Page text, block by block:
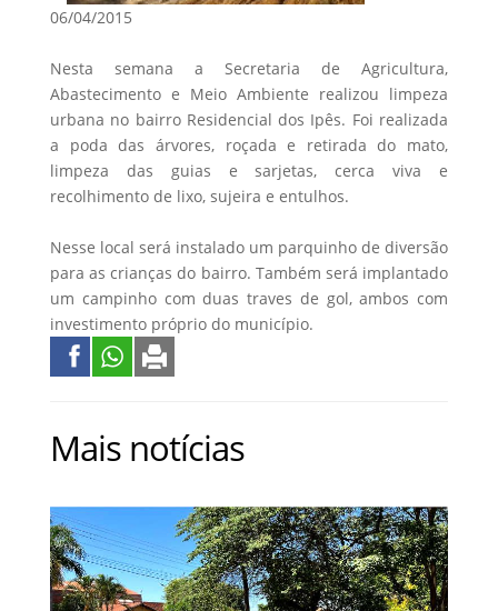
06/04/2015
Nesta semana a Secretaria de Agricultura,
Abastecimento e Meio Ambiente realizou limpeza
urbana no bairro Residencial dos Ipês. Foi realizada
a poda das árvores, roçada e retirada do mato,
limpeza das guias e sarjetas, cerca viva e
recolhimento de lixo, sujeira e entulhos.
Nesse local será instalado um parquinho de diversão
para as crianças do bairro. Também será implantado
um campinho com duas traves de gol, ambos com
investimento próprio do município.
Mais notícias